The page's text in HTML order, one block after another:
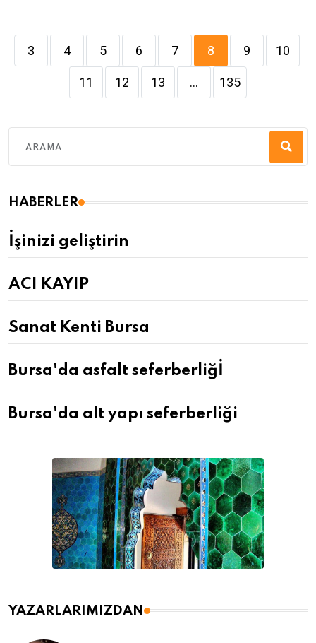
3 4 5 6 7 8 9 10
11 12 13 ... 135
HABERLER
İşinizi geliştirin
ACI KAYIP
Sanat Kenti Bursa
Bursa'da asfalt seferberliğİ
Bursa'da alt yapı seferberliği
YAZARLARIMIZDAN